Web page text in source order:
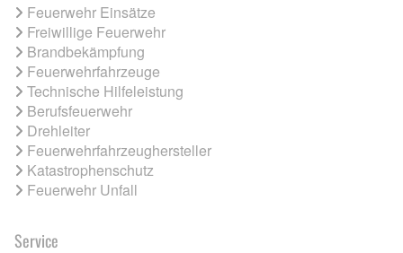
Feuerwehr Einsätze
Freiwillige Feuerwehr
Brandbekämpfung
Feuerwehrfahrzeuge
Technische Hilfeleistung
Berufsfeuerwehr
Drehleiter
Feuerwehrfahrzeughersteller
Katastrophenschutz
Feuerwehr Unfall
Service